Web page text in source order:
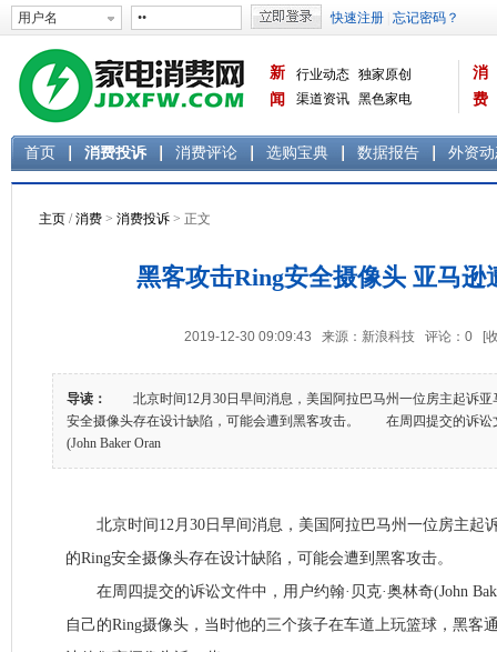
新
闻
行业动态 独家原创
渠道资讯 黑色家电
消
费
首页 消费投诉 消费评论 选购宝典 数据报告 外资
主页 /消费 > 消费投诉 > 正文
黑客攻击Ring安全摄像头 亚马逊
2019-12-30 09:09:43 来源：新浪科技 评论： 0 [
导读：
北京时间12月30日早间消息，美国阿拉巴马州一位房主起诉亚
安全摄像头存在设计缺陷，可能会遭到黑客攻击。 在周四提交的诉讼
(John Baker Oran
北京时间12月30日早间消息，美国阿拉巴马州一位房主起
的Ring安全摄像头存在设计缺陷，可能会遭到黑客攻击。
在周四提交的诉讼文件中，用户约翰·贝克·奥林奇(John
自己的Ring摄像头，当时他的三个孩子在车道上玩篮球，黑客